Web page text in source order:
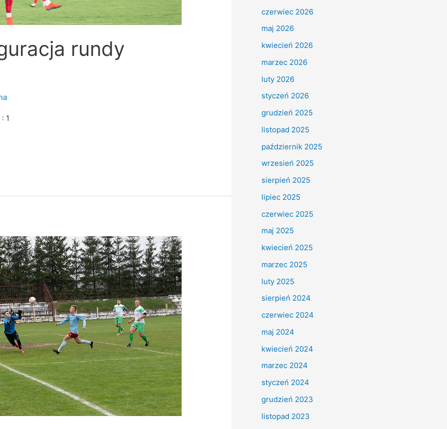
rundy
1
czerwiec 2026
maj 2026
kwiecień 2026
marzec 2026
luty 2026
styczeń 2026
grudzień 2025
listopad 2025
październik 2025
wrzesień 2025
sierpień 2025
lipiec 2025
czerwiec 2025
maj 2025
kwiecień 2025
marzec 2025
luty 2025
sierpień 2024
czerwiec 2024
maj 2024
kwiecień 2024
marzec 2024
styczeń 2024
grudzień 2023
listopad 2023